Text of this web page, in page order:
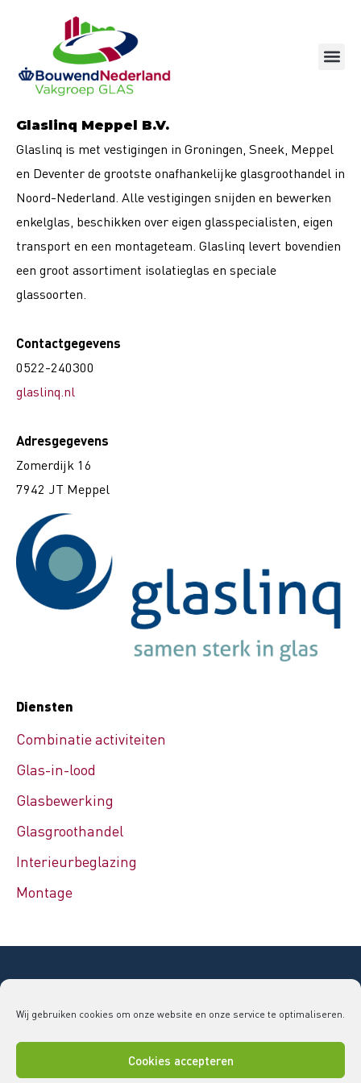
Wij gebruiken cookies om onze website en onze service te optimaliseren.
Cookies accepteren
inhoud
Glaslinq Meppel B.V.
Glaslinq is met vestigingen in Groningen, Sneek, Meppel
en Deventer de grootste onafhankelijke glasgroothandel in
Noord-Nederland. Alle vestigingen snijden en bewerken
enkelglas, beschikken over eigen glasspecialisten, eigen
transport en een montageteam. Glaslinq levert bovendien
een groot assortiment isolatieglas en speciale
glassoorten.
Contactgegevens
0522-240300
glaslinq.nl
Adresgegevens
Zomerdijk 16
7942 JT Meppel
Diensten
Combinatie activiteiten
Glas-in-lood
Glasbewerking
Glasgroothandel
Interieurbeglazing
Montage
GLASvakgroepglas@bouwendnederland.nl|079 - 32
52 220